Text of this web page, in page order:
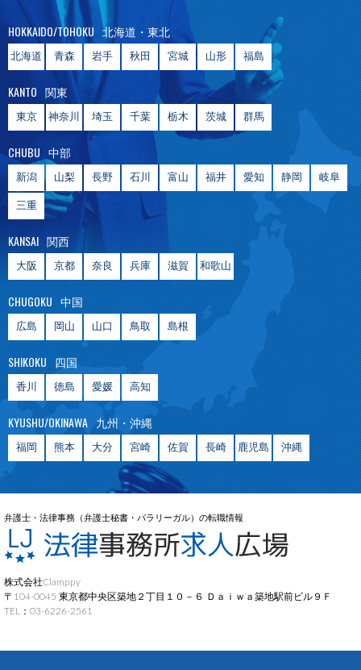
HOKKAIDO/TOHOKU 北海道・東北
北海道 青森 岩手 秋田 宮城 山形 福島
KANTO 関東
東京 神奈川 埼玉 千葉 栃木 茨城 群馬
CHUBU 中部
新潟 山梨 長野 石川 富山 福井 愛知 静岡 岐阜
三重
KANSAI 関西
大阪 京都 奈良 兵庫 滋賀 和歌山
CHUGOKU 中国
広島 岡山 山口 鳥取 島根
SHIKOKU 四国
香川 徳島 愛媛 高知
KYUSHU/OKINAWA 九州・沖縄
福岡 熊本 大分 宮崎 佐賀 長崎 鹿児島 沖縄
弁護士・法律事務（弁護士秘書・パラリーガル）の転職情報
株式会社Clamppy
〒104-0045 東京都中央区築地２丁目１０－６ Ｄａｉｗａ築地駅前ビル９Ｆ
TEL：03-6226-2561